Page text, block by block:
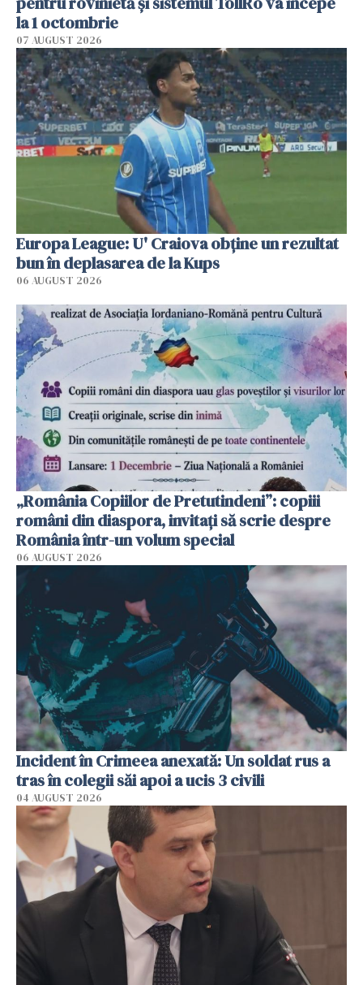
la 1 octombrie
07 AUGUST 2026
Europa League: U' Craiova obține un rezultat
bun în deplasarea de la Kups
06 AUGUST 2026
„România Copiilor de Pretutindeni”: copiii
români din diaspora, invitați să scrie despre
România într-un volum special
06 AUGUST 2026
Incident în Crimeea anexată: Un soldat rus a
tras în colegii săi apoi a ucis 3 civili
04 AUGUST 2026